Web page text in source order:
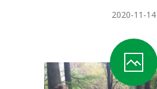
2020-11-14